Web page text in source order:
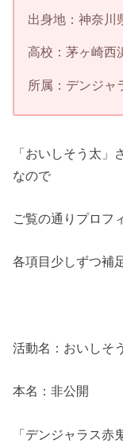
出身地：神奈川
高校：茅ヶ崎西
所属：デンジャ
「おいしそう太」
なので
ご覧の通りプロフ
各項目少しずつ補
活動名：おいしそ
本名：非公開
「デンジャラス